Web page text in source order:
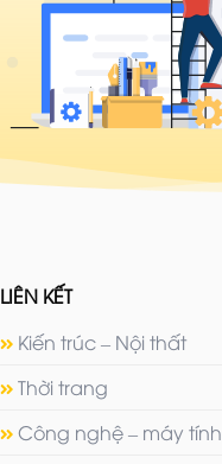
LIÊN KẾT
Kiến trúc – Nội thất
Thời trang
Công nghệ – máy tính